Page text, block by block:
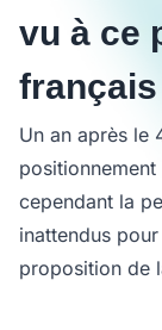
vu à ce
français
Un an après le
cependant la
inattendus
proposition de